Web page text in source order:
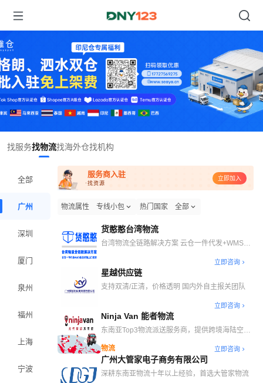
找服务找物流找海外仓找机构
全部
广州
深圳
厦门
泉州
福州
上海
宁波
服务商入驻
·找资源
立即加入
物流属性 专线小包 热门国家 全部
货憨憨台湾物流
台湾物流全链路解决方案 云仓一件代发+WMS自
立即咨询
星越供应链
支持双清/正清，价格透明 国内外自主报关团队
立即咨询
Ninja Van 能者物流
东南亚Top3物流派送服务商，提供跨境海陆空干
方案
物流 立即咨询
广州大管家电子商务有限公司
深耕东南亚物流十年以上经验，首选大管家物流